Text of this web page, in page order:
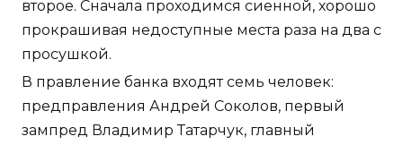
второе. Сначала проходимся сиенной, хорошо
прокрашивая недоступные места раза на два с
просушкой.
В правление банка входят семь человек:
предправления Андрей Соколов, первый
зампред Владимир Татарчук, главный